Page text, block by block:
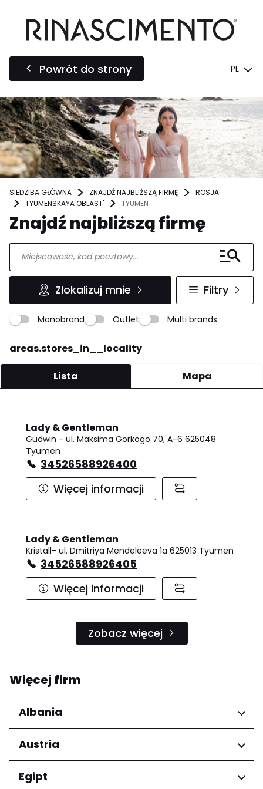
Powrót do strony PL
SIEDZIBA GŁÓWNA ZNAJDŹ NAJBLIŻSZĄ FIRMĘ
ROSJA
TYUMENSKAYA OBLAST'
TYUMEN
Znajdź najbliższą firmę
Zlokalizuj mnie Filtry
Monobrand Outlet Multi brands
areas.stores_in__locality
Lista Mapa
Lady & Gentleman
Gudwin - ul. Maksima Gorkogo 70, A-6 625048
Tyumen
34526588926400
Więcej informacji
Lady & Gentleman
Kristall- ul. Dmitriya Mendeleeva 1a 625013 Tyumen
34526588926405
Więcej informacji
Zobacz więcej
Więcej firm
Albania
Regiony
Qarku i Tiranës
Austria
Regiony
Egipt